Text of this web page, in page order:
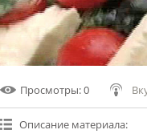
Просмотры: 0
Описание материала: